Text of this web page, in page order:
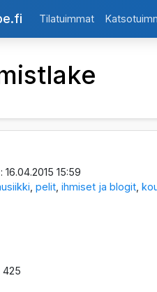
Tilatuimmat
: 16.04.2015 15:59
,pelit ,ihmiset ja blogit ,
425